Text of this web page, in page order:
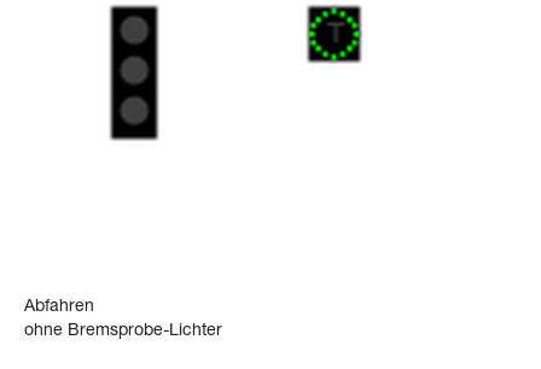
Abfahren
ohne Bremsprobe-Lichter